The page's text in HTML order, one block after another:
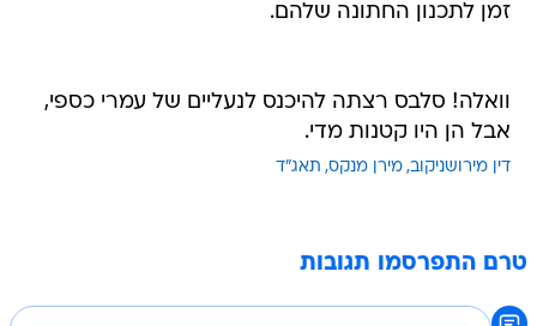
זמן לתכנון החתונה שלהם.
וואלה! סלבס רצתה להיכנס לנעליים של עמרי כספי,
אבל הן היו קטנות מדי.
דין מירושניקוב מירן מנקס תאג"ד
טרם התפרסמו תגובות